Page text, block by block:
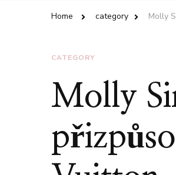
Home category Molly
CATEGORY
Molly